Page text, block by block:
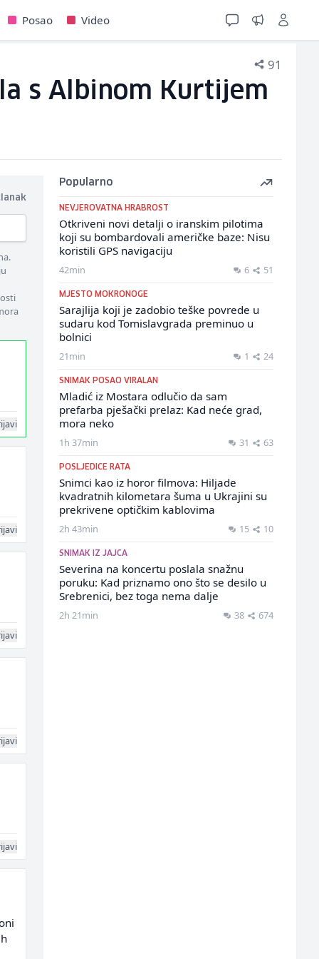
Posao Video
91
s Albinom Kurtijem
Popularno
NEVJEROVATNA HRABROST
Otkriveni novi detalji o iranskim pilotima
koji su bombardovali američke baze: Nisu
koristili GPS navigaciju
42min 6 51
MJESTO MOKRONOGE
Sarajlija koji je zadobio teške povrede u
sudaru kod Tomislavgrada preminuo u
bolnici
21min 1 24
SNIMAK POSAO VIRALAN
Mladić iz Mostara odlučio da sam
prefarba pješački prelaz: Kad neće grad,
mora neko
1h 37min 31 63
POSLJEDICE RATA
Snimci kao iz horor filmova: Hiljade
kvadratnih kilometara šuma u Ukrajini su
prekrivene optičkim kablovima
2h 43min 15 10
SNIMAK IZ JAJCA
Severina na koncertu poslala snažnu
poruku: Kad priznamo ono što se desilo u
Srebrenici, bez toga nema dalje
2h 21min 38 674